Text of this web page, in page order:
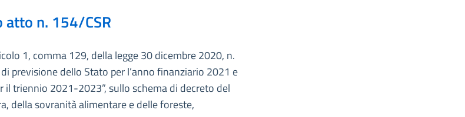
atto n. 154/CSR
1, comma 129, della legge 30 dicembre 2020, n.
previsione dello Stato per l’anno finanziario 2021 e
il triennio 2021-2023”, sullo schema di decreto del
della sovranità alimentare e delle foreste,